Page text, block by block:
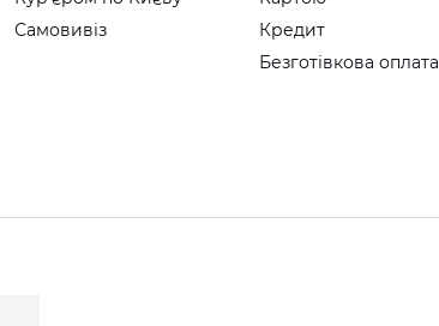
Самовивіз
Кредит
Безготівкова оплата